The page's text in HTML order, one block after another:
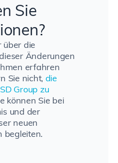
Sie
über die
Änderungen
erfahren
Sie nicht, die
Group zu
können Sie bei
und der
neuen
begleiten.